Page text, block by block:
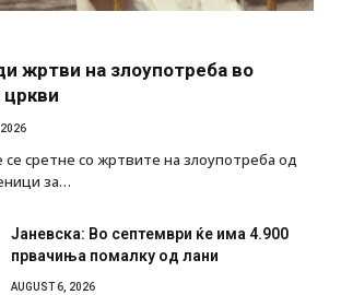
жртви на злоупотреба во
се сретне со жртвите на злоупотреба од
за…
Јаневска: Во септември ќе има 4.900
првачиња помалку од лани
AUGUST 6, 2026